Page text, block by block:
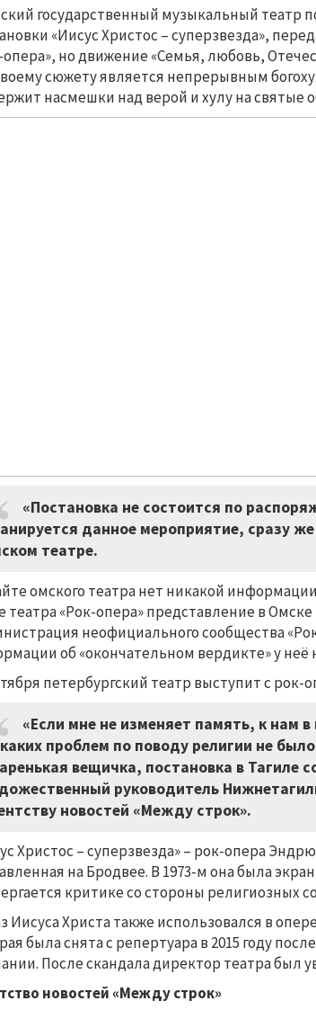
государственный музыкальный театр
«Иисус Христос – суперзвезда»,
опера», но движение «Семья, любовь,
сюжету является непрерывным
насмешки над верой и хулу на святые
«Постановка не состоится по
данное мероприятие, сразу
театре.
омского театра нет никакой
театра «Рок-опера» представление в
неофициального сообщества
об «окончательном вердикте» у неё
петербургский театр выступит с
«Если мне не изменяет память, к нам
проблем по поводу религии не
вещичка, постановка в Тагиле
руководитель
новостей «Между строк».
Христос – суперзвезда» – рок-опера
на Бродвее. В 1973-м она была
критике со стороны религиозных
Иисуса Христа также использовался в
была снята с репертуара в 2015 году
После скандала директор театра был
новостей «Между строк»